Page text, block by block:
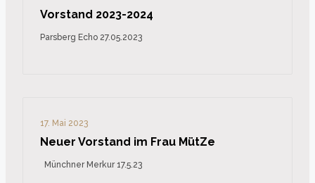
Vorstand 2023-2024
Parsberg Echo 27.05.2023
17. Mai 2023
Neuer Vorstand im Frau MütZe
Münchner Merkur 17.5.23